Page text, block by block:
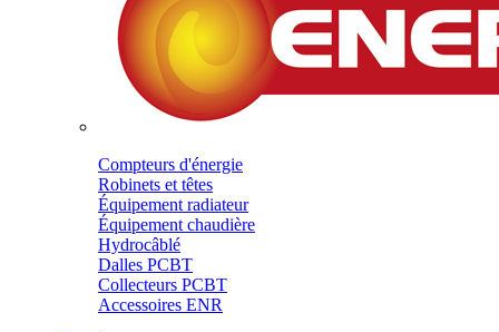
Compteurs d'énergie
Robinets et têtes
Équipement radiateur
Équipement chaudière
Hydrocâblé
Dalles PCBT
Collecteurs PCBT
Accessoires ENR